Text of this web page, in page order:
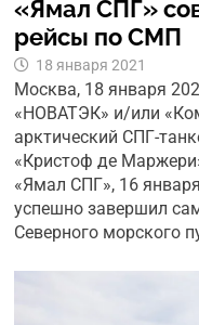
«Ямал СПГ»
рейсы по СМП
18 января 2021
Москва, 18 января
«НОВАТЭК» и/или
арктический СПГ-
«Кристоф де
«Ямал СПГ», 16
успешно завершил
Северного морского